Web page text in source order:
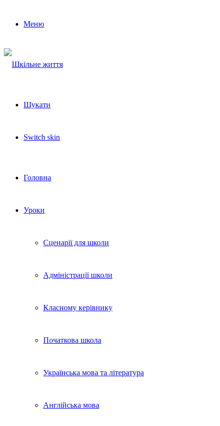
Меню
Шукати
Switch skin
Головна
Уроки
Сценарії для школи
Адміністрації школи
Класному керівнику
Початкова школа
Українська мова та література
Англійська мова